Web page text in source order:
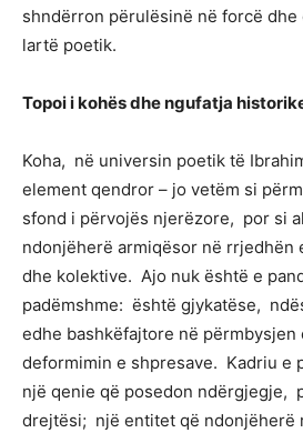
shndërron përulësinë në forcë
lartë poetik.
Topoi i kohës dhe ngufatja
Koha, në universin poetik të
element qendror – jo vetëm si
sfond i përvojës njerëzore, por si
ndonjëherë armiqësor në rrjedhën
dhe kolektive. Ajo nuk është e
padëmshme: është gjykatëse,
edhe bashkëfajtore në përmbysjen
deformimin e shpresave. Kadriu e
një qenie që posedon ndërgjegje,
drejtësi; një entitet që ndonjëherë